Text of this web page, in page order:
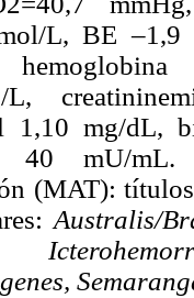
L, BE –1,9
L,
1,10 mg/dL,
40 mU/mL.
(MAT):
Australis/